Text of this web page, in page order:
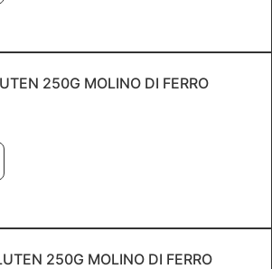
250G MOLINO DI FERRO
250G MOLINO DI FERRO